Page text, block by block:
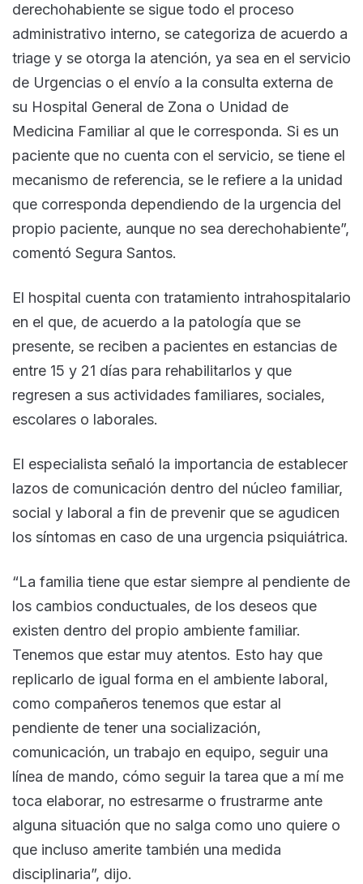
derechohabiente se sigue todo el proceso
administrativo interno, se categoriza de acuerdo a
triage y se otorga la atención, ya sea en el servicio
de Urgencias o el envío a la consulta externa de
su Hospital General de Zona o Unidad de
Medicina Familiar al que le corresponda. Si es un
paciente que no cuenta con el servicio, se tiene el
mecanismo de referencia, se le refiere a la unidad
que corresponda dependiendo de la urgencia del
propio paciente, aunque no sea derechohabiente”,
comentó Segura Santos.
El hospital cuenta con tratamiento intrahospitalario
en el que, de acuerdo a la patología que se
presente, se reciben a pacientes en estancias de
entre 15 y 21 días para rehabilitarlos y que
regresen a sus actividades familiares, sociales,
escolares o laborales.
El especialista señaló la importancia de establecer
lazos de comunicación dentro del núcleo familiar,
social y laboral a fin de prevenir que se agudicen
los síntomas en caso de una urgencia psiquiátrica.
“La familia tiene que estar siempre al pendiente de
los cambios conductuales, de los deseos que
existen dentro del propio ambiente familiar.
Tenemos que estar muy atentos. Esto hay que
replicarlo de igual forma en el ambiente laboral,
como compañeros tenemos que estar al
pendiente de tener una socialización,
comunicación, un trabajo en equipo, seguir una
línea de mando, cómo seguir la tarea que a mí me
toca elaborar, no estresarme o frustrarme ante
alguna situación que no salga como uno quiere o
que incluso amerite también una medida
disciplinaria”, dijo.